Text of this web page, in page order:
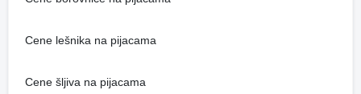
Cene lešnika na pijacama
Cene šljiva na pijacama